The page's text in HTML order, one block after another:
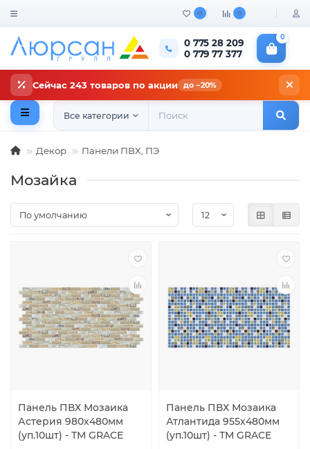
0 0
0 775 28 209
0 779 77 377
0
Сейчас 243 товаров по акции до −20%
Все категории
Декор Панели ПВХ, ПЭ
Мозайка
Панель ПВХ Мозаика
Астерия 980х480мм
(уп.10шт) - ТМ GRACE
Панель ПВХ Мозаика
Атлантида 955х480мм
(уп.10шт) - ТМ GRACE